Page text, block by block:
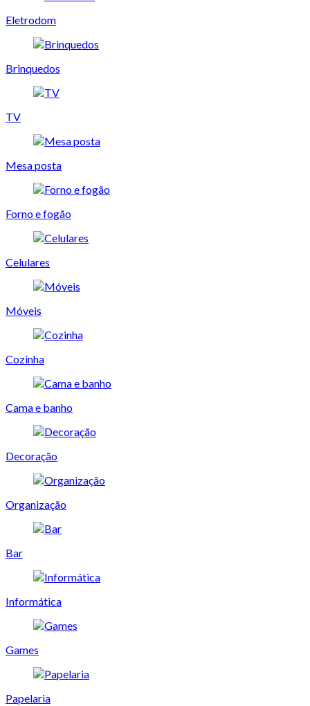
Eletrodom
Brinquedos
TV
Mesa posta
Forno e fogão
Celulares
Móveis
Cozinha
Cama e banho
Decoração
Organização
Bar
Informática
Games
Papelaria